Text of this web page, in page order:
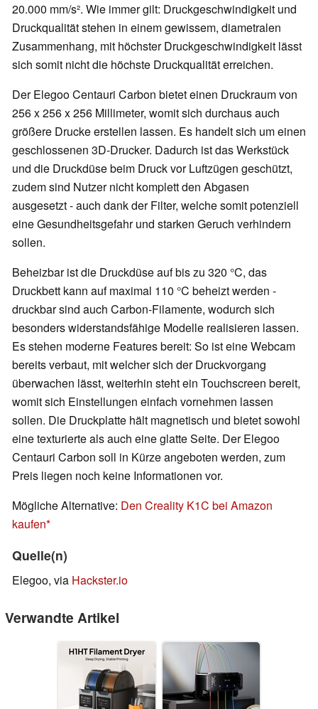
20.000 mm/s². Wie immer gilt: Druckgeschwindigkeit und
Druckqualität stehen in einem gewissem, diametralen
Zusammenhang, mit höchster Druckgeschwindigkeit lässt
sich somit nicht die höchste Druckqualität erreichen.
Der Elegoo Centauri Carbon bietet einen Druckraum von
256 x 256 x 256 Millimeter, womit sich durchaus auch
größere Drucke erstellen lassen. Es handelt sich um einen
geschlossenen 3D-Drucker. Dadurch ist das Werkstück
und die Druckdüse beim Druck vor Luftzügen geschützt,
zudem sind Nutzer nicht komplett den Abgasen
ausgesetzt - auch dank der Filter, welche somit potenziell
eine Gesundheitsgefahr und starken Geruch verhindern
sollen.
Beheizbar ist die Druckdüse auf bis zu 320 °C, das
Druckbett kann auf maximal 110 °C beheizt werden -
druckbar sind auch Carbon-Filamente, wodurch sich
besonders widerstandsfähige Modelle realisieren lassen.
Es stehen moderne Features bereit: So ist eine Webcam
bereits verbaut, mit welcher sich der Druckvorgang
überwachen lässt, weiterhin steht ein Touchscreen bereit,
womit sich Einstellungen einfach vornehmen lassen
sollen. Die Druckplatte hält magnetisch und bietet sowohl
eine texturierte als auch eine glatte Seite. Der Elegoo
Centauri Carbon soll in Kürze angeboten werden, zum
Preis liegen noch keine Informationen vor.
Mögliche Alternative: Den Creality K1C bei Amazon
kaufen
Quelle(n)
Elegoo, via Hackster.io
Verwandte Artikel